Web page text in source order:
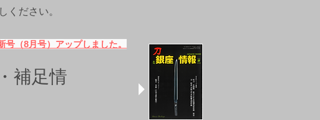
ください。
号（8月号）アップしました。
補足情